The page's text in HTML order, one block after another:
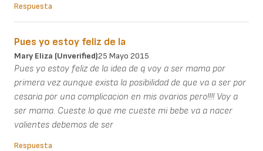
Respuesta
Pues yo estoy feliz de la
Mary Eliza (unverified)25 Mayo 2015
Pues yo estoy feliz de la idea de q voy a ser mama por
primera vez aunque exista la posibilidad de que va a ser por
cesaria por una complicacion en mis ovarios pero!!!! Voy a
ser mama. Cueste lo que me cueste mi bebe va a nacer
valientes debemos de ser
Respuesta